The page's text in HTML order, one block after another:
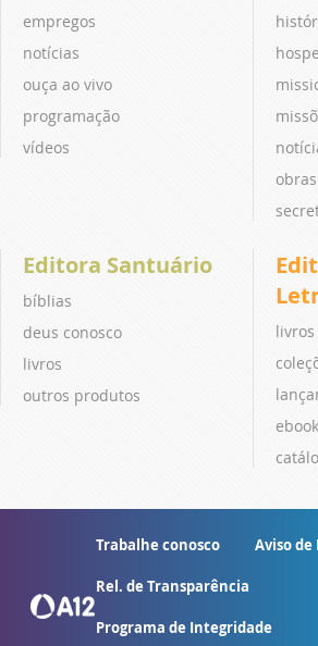
empregos
notícias
ouça ao vivo
programação
vídeos
Editora Santuário
bíblias
deus conosco
livros
outros produtos
livros
ebook
Trabalhe conosco Aviso de
Rel. de Transparência
Programa de Integridade